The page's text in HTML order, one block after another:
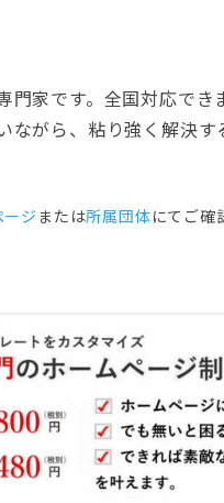
家です。全国対応で
がら、粘り強く解決
ジまたは所属団体にてご確